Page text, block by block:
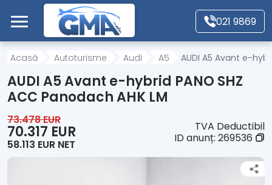
Mergi direct la conținutul principal
021 9869
Acasă
Autoturisme
Motociclete
Acasă Autoturisme Audi A5 AUDI A5 Avant e-
AUDI A5 Avant e-hybrid PANO SHZ
ACC Panodach AHK LM
73.478 EUR
70.317 EUR
58.113 EUR NET
TVA Deductibil
ID anunț: 269536